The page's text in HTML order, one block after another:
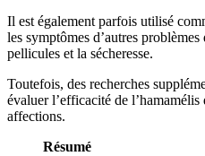
Il est également parfois utilisé
les symptômes d’autres
pellicules et la sécheresse.
Toutefois, des recherches
évaluer l’efficacité de l’hamamélis
affections.
Résumé